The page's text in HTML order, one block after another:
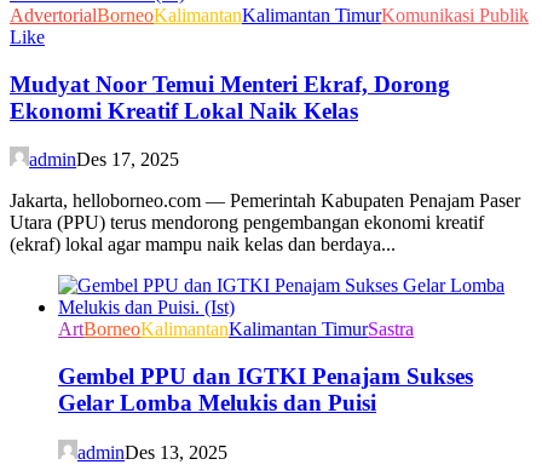
AdvertorialBorneoKalimantanKalimantan TimurKomunikasi Publik
Like
Mudyat Noor Temui Menteri Ekraf, Dorong
Ekonomi Kreatif Lokal Naik Kelas
adminDes 17, 2025
Jakarta, helloborneo.com — Pemerintah Kabupaten Penajam Paser
Utara (PPU) terus mendorong pengembangan ekonomi kreatif
(ekraf) lokal agar mampu naik kelas dan berdaya...
ArtBorneoKalimantanKalimantan TimurSastra
Gembel PPU dan IGTKI Penajam Sukses
Gelar Lomba Melukis dan Puisi
adminDes 13, 2025